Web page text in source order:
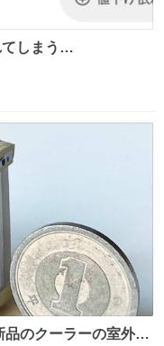
てしまう…
品のクーラーの室外機